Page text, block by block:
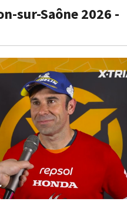
sur-Saône 2026 -